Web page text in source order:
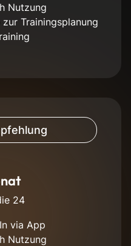
Nutzung
Trainingsplanung
24
via App
Nutzung